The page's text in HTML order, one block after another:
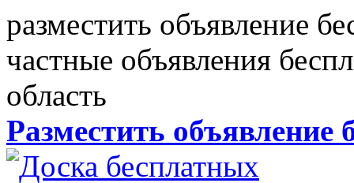
разместить объявление
частные объявления
область
Разместить объявление